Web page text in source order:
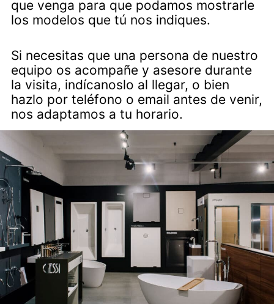
que venga para que podamos mostrarle
los modelos que tú nos indiques.
Si necesitas que una persona de nuestro
equipo os acompañe y asesore durante
la visita, indícanoslo al llegar, o bien
hazlo por teléfono o email antes de venir,
nos adaptamos a tu horario.